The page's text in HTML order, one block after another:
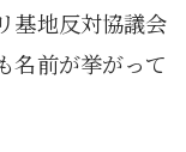
基地反対協議会
名前が挙がって